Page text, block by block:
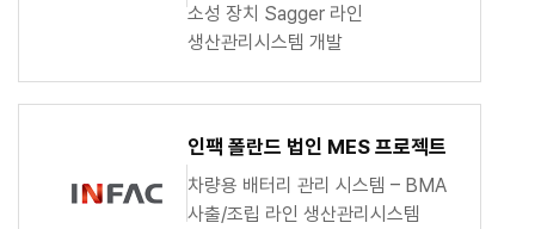
소성 장치 Sagger 라인
생산관리시스템 개발
인팩 폴란드 법인 MES 프로젝트
차량용 배터리 관리 시스템 – BMA
사출/조립 라인 생산관리시스템